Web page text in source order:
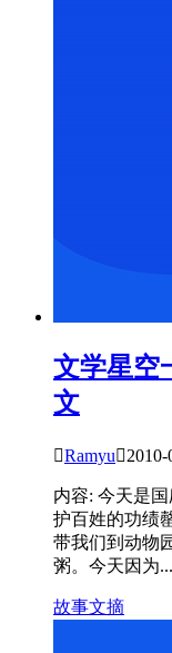
文学星空
文
Ramyu2010-
内容: 今天是
护百姓的功绩
带我们到动物
粥。今天因为...
故事文摘